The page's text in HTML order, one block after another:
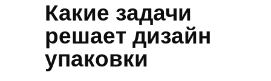
Какие задачи
решает дизайн
упаковки